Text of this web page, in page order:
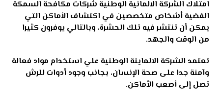
امتلاك الشركة الالمانية الوطنية شركات مكافحة السمكة
الفضية أشخاص متخصصين في اكتشاف الأماكن التي
يمكن أن تنتشر فيه تلك الحشرة، وبالتالي يوفرون كثيرا
من الوقت والجهد.
تعتمد الشركة الالماينة الوطنية علي استخدام مواد فعالة
وآمنة جدا على صحة الإنسان، بجانب وجود أدوات للرش
تصل إلى أصعب الأماكن.